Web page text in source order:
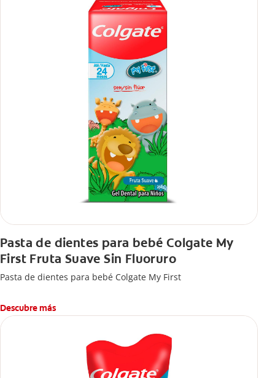
Pasta de dientes para bebé Colgate My
First Fruta Suave Sin Fluoruro
Pasta de dientes para bebé Colgate My First
Descubre más